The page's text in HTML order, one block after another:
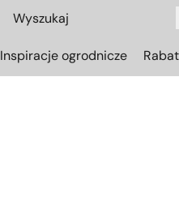
Inspiracje ogrodnicze